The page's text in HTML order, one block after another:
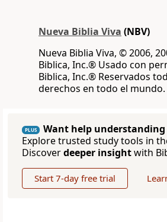
Nueva Biblia Viva (NBV)
Nueva Biblia Viva, © 2006,
Biblica, Inc.® Usado con
Biblica, Inc.® Reservados
derechos en todo el mundo.
PLUS
Want help understanding
Explore trusted study tools in
Discoverdeeper insightwith
Start 7-day free trial